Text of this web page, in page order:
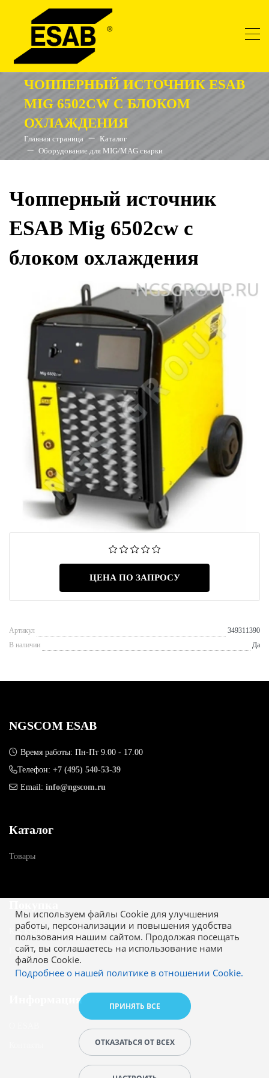
ЧОППЕРНЫЙ ИСТОЧНИК ESAB
MIG 6502CW С БЛОКОМ
ОХЛАЖДЕНИЯ
Главная страница
Каталог
Оборудование для MIG/MAG сварки
Чопперный источник
ESAB Mig 6502cw с
блоком охлаждения
ЦЕНА ПО ЗАПРОСУ
Артикул
349311390
В наличии
Да
Мы используем файлы Cookie для улучшения
работы, персонализации и повышения удобства
пользования нашим сайтом. Продолжая посещать
сайт, вы соглашаетесь на использование нами
файлов Cookie.
Подробнее о нашей политике в отношении Cookie.
ПРИНЯТЬ ВСЕ
ОТКАЗАТЬСЯ ОТ ВСЕХ
NGSCOM ESAB
Время работы: Пн-Пт 9.00 - 17.00
Телефон: +7 (495) 540-53-39
Email: info@ngscom.ru
Каталог
Товары
Как купить
Гарантия
Информация